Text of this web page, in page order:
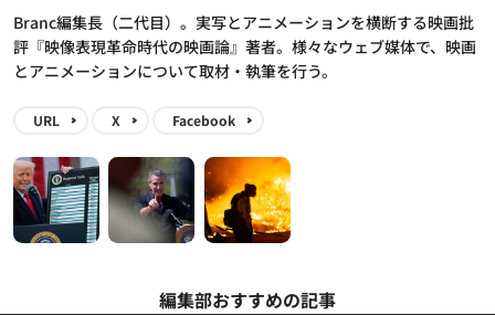
Branc編集長（二代目）。実写とアニメーションを横断する映画批
評『映像表現革命時代の映画論』著者。様々なウェブ媒体で、映画
とアニメーションについて取材・執筆を行う。
URL X Facebook
編集部おすすめの記事